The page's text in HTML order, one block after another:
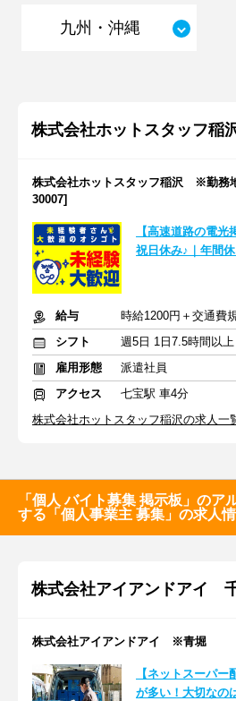
九州・沖縄
株式会社ホットスタッフ稲
株式会社ホットスタッフ稲沢 ※勤務
30007]
【高速道路の電光
祝日休み♪｜年間
給与
時給1200円＋交通費
シフト
週5日 1日7.5時間以上
雇用形態
派遣社員
アクセス
七宝駅 車4分
株式会社ホットスタッフ稲沢の求人一
「個人 バイト募集 掲示板」のア
する「個人事業主 募集」の求人
株式会社アイアンドアイ
株式会社アイアンドアイ ※青堀
【ネットスーパ
が多い！大切な